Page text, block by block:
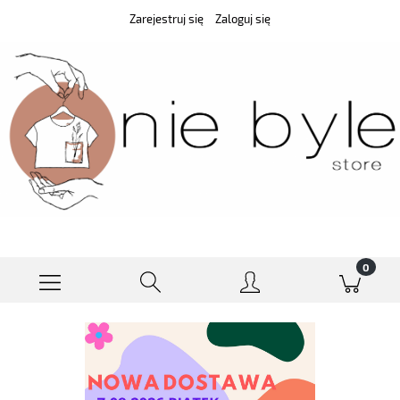
Zarejestruj się Zaloguj się